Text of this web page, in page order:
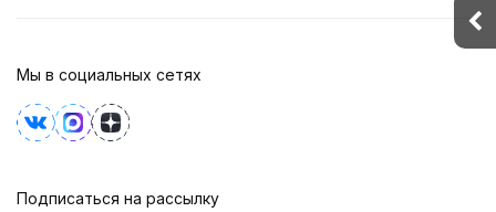
Мы в социальных сетях
Подписаться на рассылку